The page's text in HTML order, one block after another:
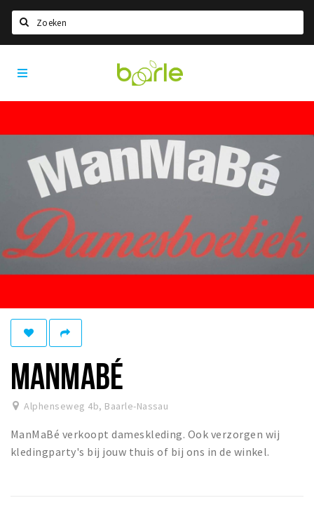
Home
Over Baarle
Geschiedenis
Visit Baarle Shop
Enclavebon
Nieuws
Agenda
Eten
Slapen
Recreatief
Winkels
Winkelgebieden
Visit
Baarle
MANMABÉ
Alphenseweg 4b, Baarle-Nassau
ManMaBé verkoopt dameskleding. Ook verzorgen wij
kledingparty's bij jouw thuis of bij ons in de winkel.